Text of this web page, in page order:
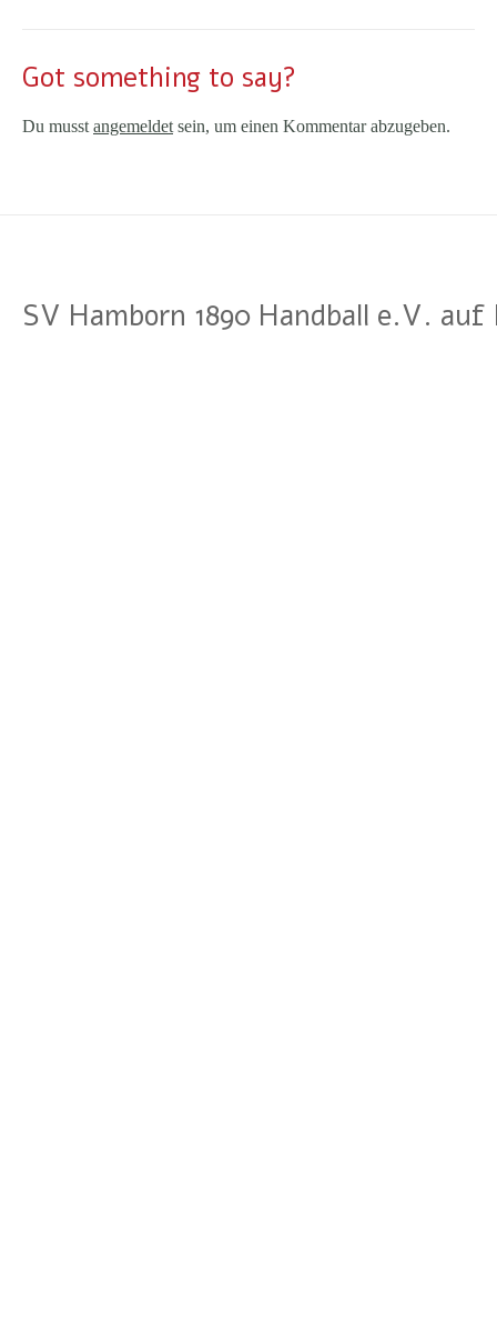
Got something to say?
Du musst angemeldet sein, um einen Kommentar abzugeben.
SV Hamborn 1890 Handball e.V.